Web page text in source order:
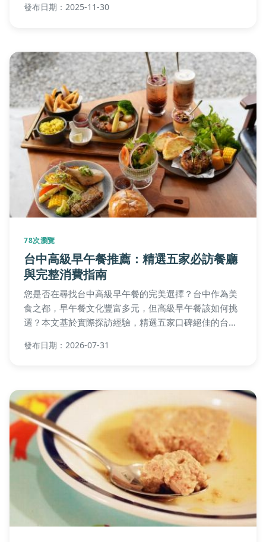
供實用建議，避免常見錯誤。
發布日期：2025-11-30
78次瀏覽
台中高級早午餐推薦：精選五家必訪餐廳
與完整消費指南
您是否在尋找台中高級早午餐的完美選擇？台中作為美
食之都，早午餐文化豐富多元，但高級早午餐該如何挑
選？本文基於實際探訪經驗，精選五家口碑絕佳的台中
圍、價格範圍與預約技巧，並提供實用消費建議與常見
發布日期：2026-07-31